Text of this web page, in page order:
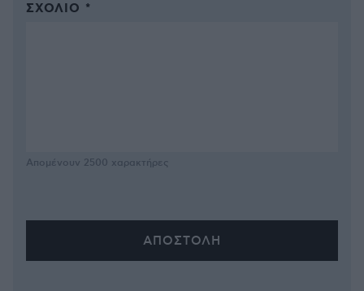
ΣΧΌΛΙΟ *
Απομένουν 2500 χαρακτήρες